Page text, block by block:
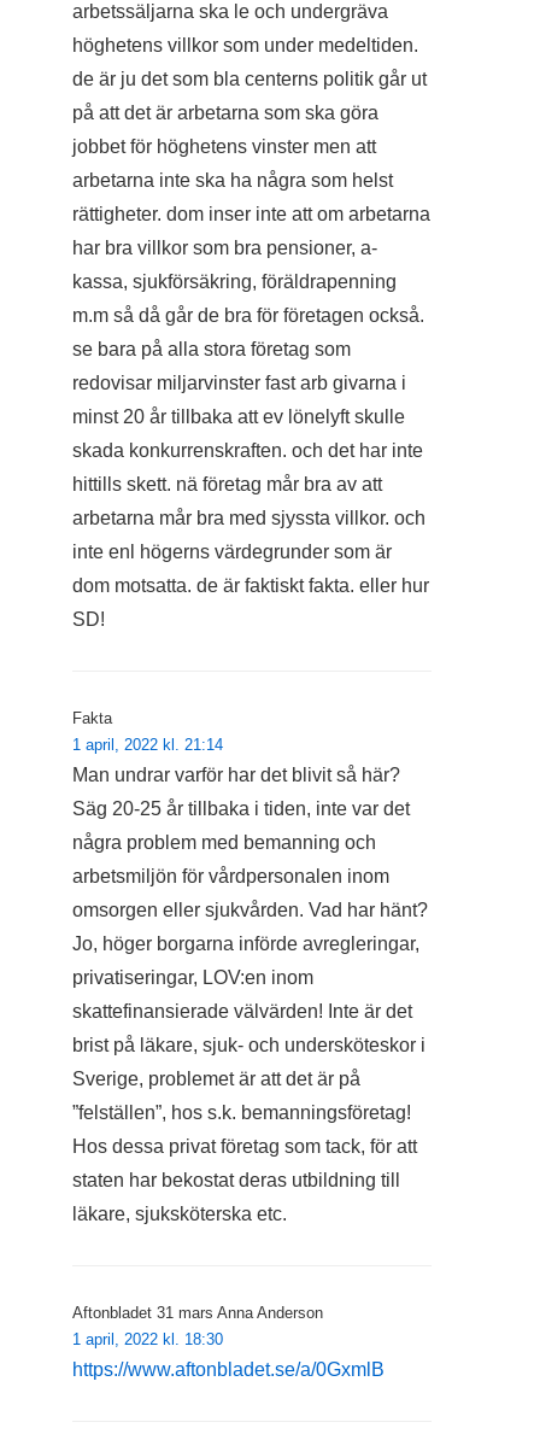
arbetssäljarna ska le och undergräva
höghetens villkor som under medeltiden.
de är ju det som bla centerns politik går ut
på att det är arbetarna som ska göra
jobbet för höghetens vinster men att
arbetarna inte ska ha några som helst
rättigheter. dom inser inte att om arbetarna
har bra villkor som bra pensioner, a-
kassa, sjukförsäkring, föräldrapenning
m.m så då går de bra för företagen också.
se bara på alla stora företag som
redovisar miljarvinster fast arb givarna i
minst 20 år tillbaka att ev lönelyft skulle
skada konkurrenskraften. och det har inte
hittills skett. nä företag mår bra av att
arbetarna mår bra med sjyssta villkor. och
inte enl högerns värdegrunder som är
dom motsatta. de är faktiskt fakta. eller hur
SD!
Fakta
1 april, 2022 kl. 21:14
Man undrar varför har det blivit så här?
Säg 20-25 år tillbaka i tiden, inte var det
några problem med bemanning och
arbetsmiljön för vårdpersonalen inom
omsorgen eller sjukvården. Vad har hänt?
Jo, höger borgarna införde avregleringar,
privatiseringar, LOV:en inom
skattefinansierade välvärden! Inte är det
brist på läkare, sjuk- och undersköteskor i
Sverige, problemet är att det är på
”felställen”, hos s.k. bemanningsföretag!
Hos dessa privat företag som tack, för att
staten har bekostat deras utbildning till
läkare, sjuksköterska etc.
Aftonbladet 31 mars Anna Anderson
1 april, 2022 kl. 18:30
https://www.aftonbladet.se/a/0GxmlB